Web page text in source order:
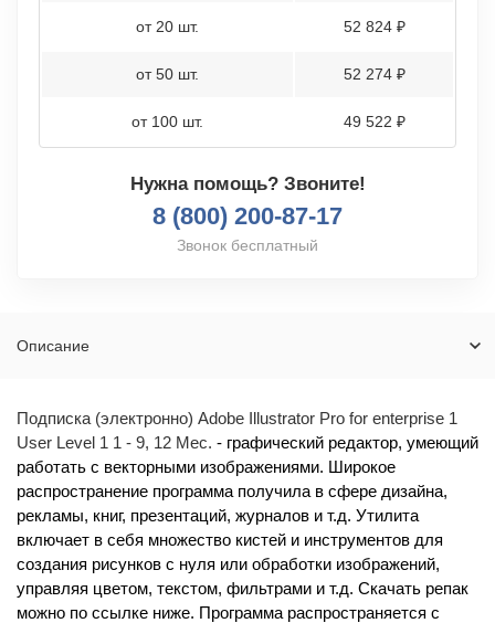
от 20 шт. 52 824 ₽
от 50 шт. 52 274 ₽
от 100 шт. 49 522 ₽
Нужна помощь? Звоните!
8 (800) 200-87-17
Звонок бесплатный
Описание
Подписка (электронно) Adobe Illustrator Pro for enterprise 1
User Level 1 1 - 9, 12 Мес. - графический редактор, умеющий
работать с векторными изображениями. Широкое
распространение программа получила в сфере дизайна,
рекламы, книг, презентаций, журналов и т.д. Утилита
включает в себя множество кистей и инструментов для
создания рисунков с нуля или обработки изображений,
управляя цветом, текстом, фильтрами и т.д. Скачать репак
можно по ссылке ниже. Программа распространяется с